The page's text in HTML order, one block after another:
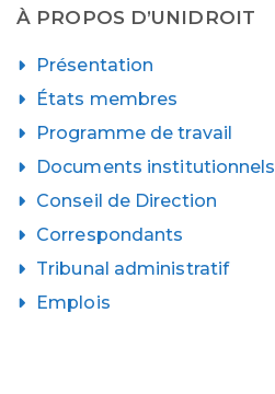
À PROPOS D’UNIDROIT
Présentation
États membres
Programme de travail
Documents institutionnels
Conseil de Direction
Correspondants
Tribunal administratif
Emplois